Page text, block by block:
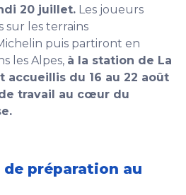
20 juillet. Les joueurs
sur les terrains
puis partiront en
les Alpes, à la station de La
accueillis du 16 au 22 août
travail au cœur du
de préparation au